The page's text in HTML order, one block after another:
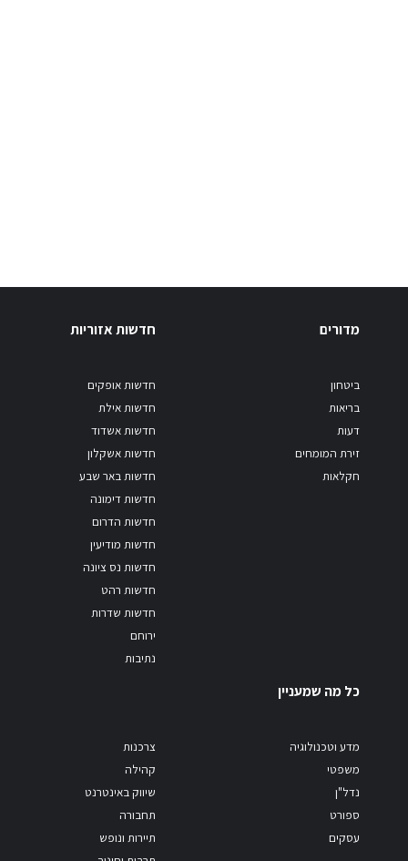
מדורים
ביטחון
בריאות
דעות
זירת המומחים
חקלאות
חדשות אזוריות
חדשות אופקים
חדשות אילת
חדשות אשדוד
חדשות אשקלון
חדשות באר שבע
חדשות דימונה
חדשות הדרום
חדשות מודיעין
חדשות נס ציונה
חדשות רהט
חדשות שדרות
ירוחם
נתיבות
כל מה שמעניין
מדע וטכנולוגיה
משפטי
נדל"ן
ספורט
עסקים
צרכנות
קהילה
שיווק באינטרנט
תחבורה
תיירות ונופש